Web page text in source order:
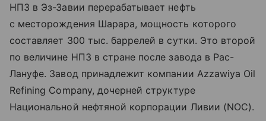
НПЗ в Эз-Завии перерабатывает нефть
с месторождения Шарара, мощность которого
составляет 300 тыс. баррелей в сутки. Это второй
по величине НПЗ в стране после завода в Рас-
Лануфе. Завод принадлежит компании Azzawiya Oil
Refining Company, дочерней структуре
Национальной нефтяной корпорации Ливии (NOC).